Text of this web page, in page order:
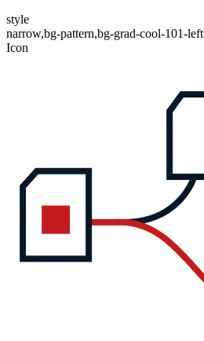
style
narrow,bg-pattern,bg-grad-cool-101-left
Icon